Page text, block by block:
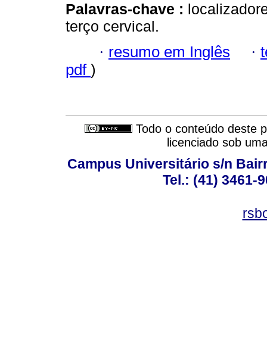
Palavras-chave :
terço cervical.
· resumo em Inglês ·
pdf )
Todo o conteúdo deste
licenciado sob
Campus Universitário s/n
Tel.: (41) 3461-